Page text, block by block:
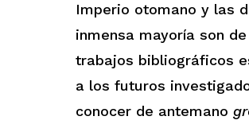
Imperio otomano y las
inmensa mayoría son
trabajos bibliográficos
a los futuros
conocer de antemano